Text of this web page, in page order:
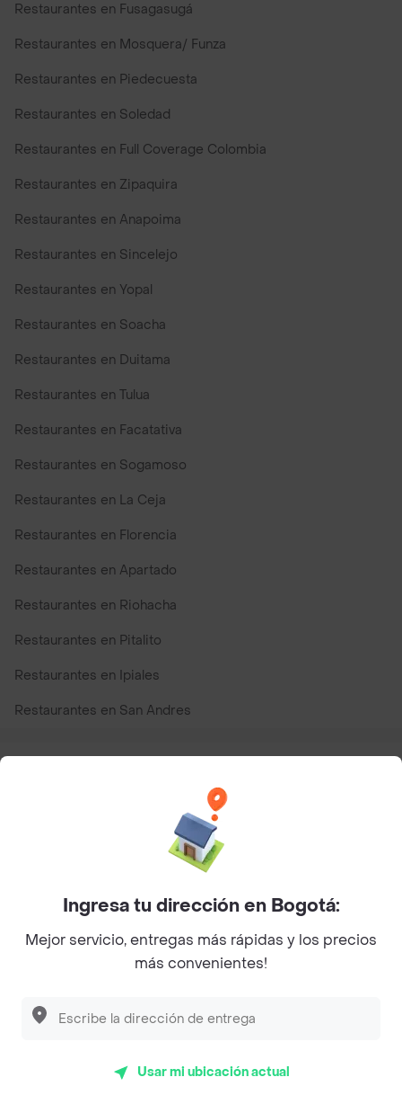
Restaurantes en Fusagasugá
Restaurantes en Mosquera/ Funza
Restaurantes en Piedecuesta
Restaurantes en Soledad
Restaurantes en Full Coverage Colombia
Restaurantes en Zipaquira
Restaurantes en Anapoima
Restaurantes en Sincelejo
Restaurantes en Yopal
Restaurantes en Soacha
Restaurantes en Duitama
Restaurantes en Tulua
Restaurantes en Facatativa
Restaurantes en Sogamoso
Restaurantes en La Ceja
Restaurantes en Florencia
Restaurantes en Apartado
Restaurantes en Riohacha
Restaurantes en Pitalito
Restaurantes en Ipiales
Restaurantes en San Andres
Top Marcas y Cadenas de Restaurantes
Encuéntranos en estos países
App Store Google play AppGallery
Ingresa tu dirección en Bogotá:
Mejor servicio, entregas más rápidas y los precios
más convenientes!
Usar mi ubicación actual